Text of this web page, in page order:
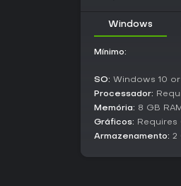
Windows
Mínimo:
SO: Windows 10
Processador:
Memória: 8 GB RAM
Gráficos: Requires
Armazenamento: 2